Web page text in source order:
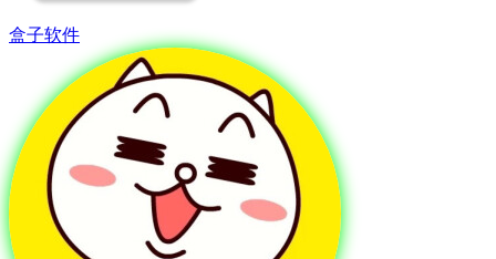
盒子软件